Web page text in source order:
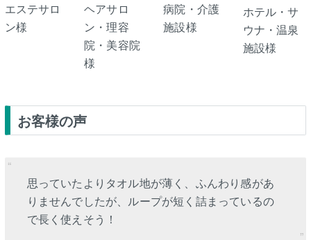
エステサロ
ン様
ヘアサロ
ン・理容
院・美容院
様
病院・介護
施設様
ホテル・サ
ウナ・温泉
施設様
お客様の声
思っていたよりタオル地が薄く、ふんわり感があ
りませんでしたが、ループが短く詰まっているの
で長く使えそう！